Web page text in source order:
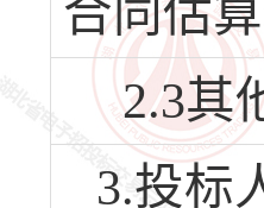
合同估
2.3其
3.投标